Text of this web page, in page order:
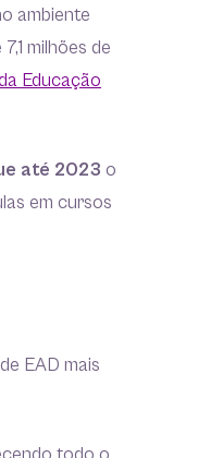
ambiente
milhões de
Educação
até 2023 o
em cursos
EAD mais